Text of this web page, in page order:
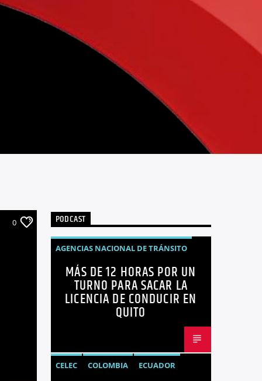
0 PODCAST
AGENCIAS NACIONAL DE TRÁNSITO
ECUADOR
LICENCIAS NOTICIAS
MÁS DE 12 HORAS POR UN
TURNO PARA SACAR LA
LICENCIA DE CONDUCIR EN
QUITO
CELEC COLOMBIA
ECUADOR